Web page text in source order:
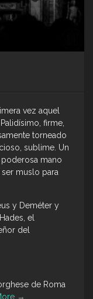
vez aquel
firme,
torneado
sublime. Un
mano
muslo para
y Deméter y
el
del
de Roma
→